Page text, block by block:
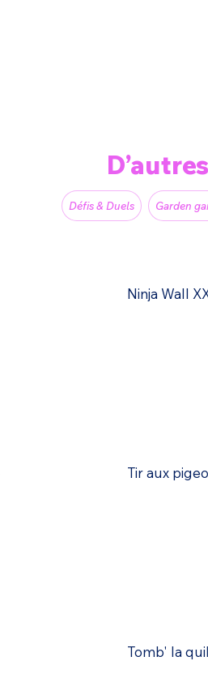
Défis & Duels Garden
Ninja Wall
Tir aux
Tomb' la